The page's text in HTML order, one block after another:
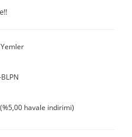
havale indirimi)